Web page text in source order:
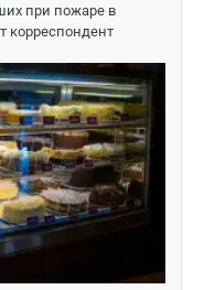
при пожаре в
корреспондент